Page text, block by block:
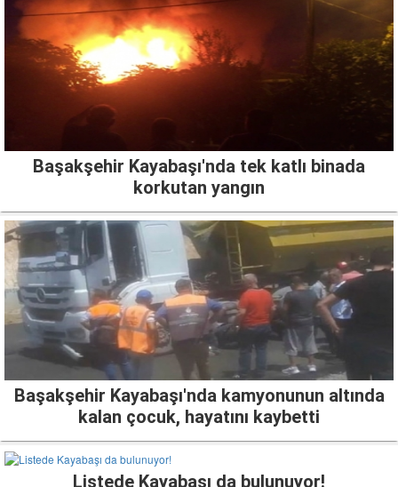
Başakşehir Kayabaşı'nda tek katlı binada
korkutan yangın
Başakşehir Kayabaşı'nda kamyonunun altında
kalan çocuk, hayatını kaybetti
Listede Kayabaşı da bulunuyor!